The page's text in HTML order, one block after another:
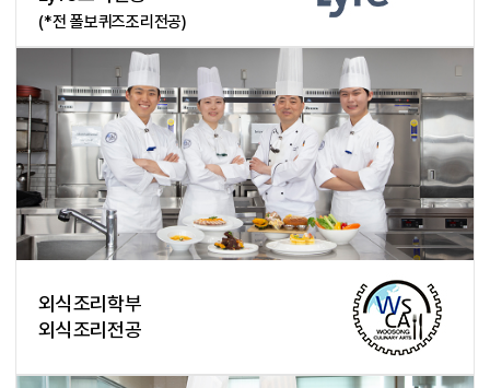
(*전 폴보퀴즈조리전공)
외식조리학부
외식조리전공